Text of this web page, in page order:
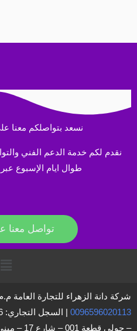
نسعد بتواصلكم معنا على
نقدم لكم خدمة الدعم الفني
طوال ايام الإسبوع
تواصل معنا
شركة دانة الزهراء للتجارة العامة
0096596020113
– حولي